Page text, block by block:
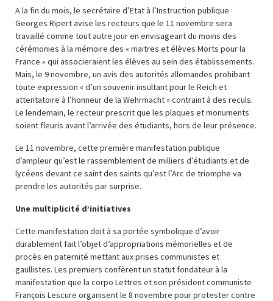
A la fin du mois, le secrétaire d’Etat à l’Instruction publique
Georges Ripert avise les recteurs que le 11 novembre sera
travaillé comme tout autre jour en envisageant du moins des
cérémonies à la mémoire des « maitres et élèves Morts pour la
France » qui associeraient les élèves au sein des établissements.
Mais, le 9 novembre, un avis des autorités allemandes prohibant
toute expression « d’un souvenir insultant pour le Reich et
attentatoire à l’honneur de la Wehrmacht » contraint à des reculs.
Le lendemain, le recteur prescrit que les plaques et monuments
soient fleuris avant l’arrivée des étudiants, hors de leur présence.
Le 11 novembre, cette première manifestation publique
d’ampleur qu’est le rassemblement de milliers d’étudiants et de
lycéens devant ce saint des saints qu’est l’Arc de triomphe va
prendre les autorités par surprise.
Une multiplicité d’initiatives
Cette manifestation doit à sa portée symbolique d’avoir
durablement fait l’objet d’appropriations mémorielles et de
procès en paternité mettant aux prises communistes et
gaullistes. Les premiers confèrent un statut fondateur à la
manifestation que la corpo Lettres et son président communiste
François Lescure organisent le 8 novembre pour protester contre